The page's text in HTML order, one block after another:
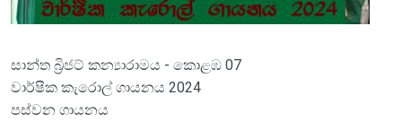
සාන්ත බ්‍රිජට් කන්‍යාරාමය - කොළඹ 07
වාර්ෂීක කැරොල් ගායනය 2024
පස්වන ගායනය